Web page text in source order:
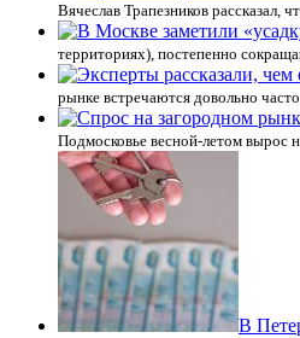
Вячеслав Трапезников
территориях), постепенно
рынке встречаются довольно
Подмосковье весной-летом вырос
В